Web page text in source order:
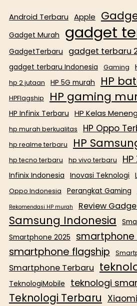
Android Terbaru Apple
Gadget Murah gadget
GadgetTerbaru gadget terbaru
gadget terbaru Indonesia Gaming
hp 2 jutaan HP 5G murah HP
HPFlagship HP gaming
HP Infinix Terbaru HP Kelas
hp murah berkualitas HP Oppo
hp realme terbaru HP
hp tecno terbaru hp vivo terbaru
Infinix Indonesia Inovasi Teknologi
Oppo Indonesia Perangkat Gaming
Rekomendasi HP murah Review
Samsung Indonesia
Smartphone 2025 smartphone
smartphone flagship
Smartphone Terbaru
TeknologiMobile teknologi
Teknologi Terbaru